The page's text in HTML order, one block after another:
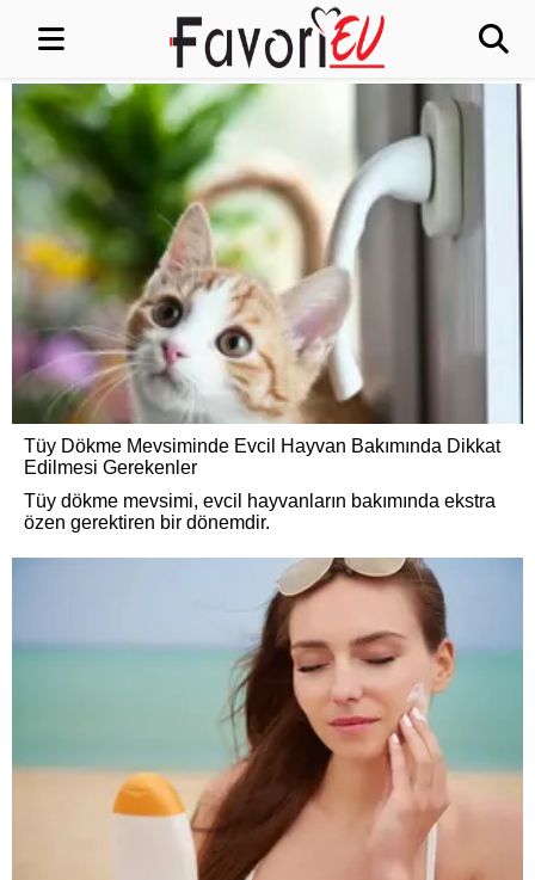
Tüy Dökme Mevsiminde Evcil Hayvan Bakımında Dikkat
Edilmesi Gerekenler
Tüy dökme mevsimi, evcil hayvanların bakımında ekstra
özen gerektiren bir dönemdir.